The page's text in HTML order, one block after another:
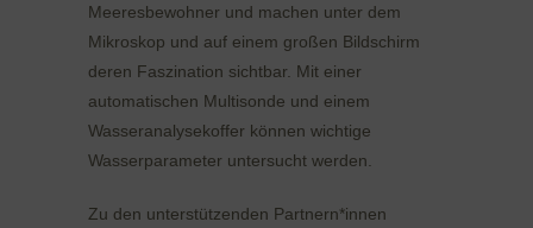
Meeresbewohner und machen unter dem
Mikroskop und auf einem großen Bildschirm
deren Faszination sichtbar. Mit einer
automatischen Multisonde und einem
Wasseranalysekoffer können wichtige
Wasserparameter untersucht werden.
Zu den unterstützenden Partnern*innen